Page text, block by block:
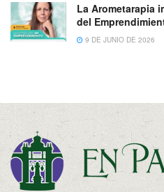
La Arometarapia
del
9 DE JUNIO DE 2026